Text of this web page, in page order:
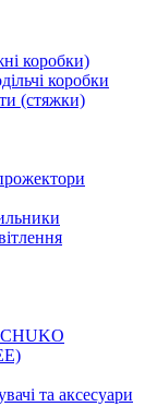
коробки)
коробки
(стяжки)
та аксесуари